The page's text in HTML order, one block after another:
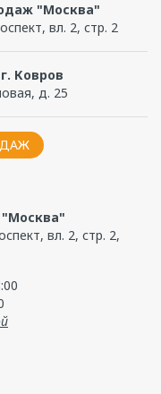
"Москва"
вл. 2, стр. 2
Ковров
д. 25
вл. 2, стр. 2,